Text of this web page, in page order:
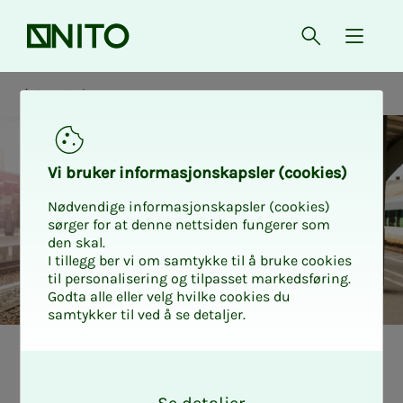
Forsiden Åpne søk
{
Ansettelse
Vi bru­­­ker in­­­for­­­ma­­­sjons­­­kaps­­­­­ler (cookies)
Nødvendige informasjonskapsler (cookies)
sørger for at denne nettsiden fungerer som
den skal.
I tillegg ber vi om samtykke til å bruke cookies
til personalisering og tilpasset markedsføring.
Godta alle eller velg hvilke cookies du
samtykker til ved å se detaljer.